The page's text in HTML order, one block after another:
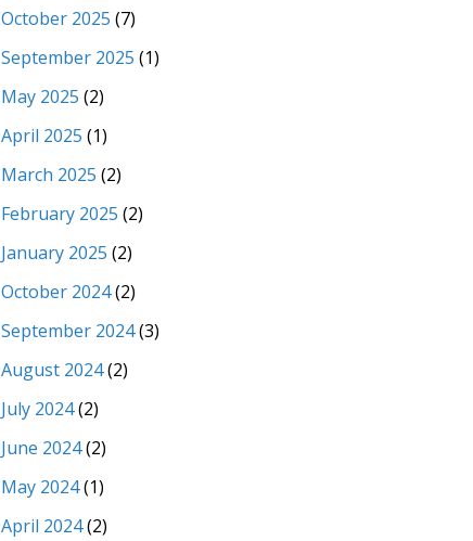
October 2025 (7)
September 2025 (1)
May 2025 (2)
April 2025 (1)
March 2025 (2)
February 2025 (2)
January 2025 (2)
October 2024(2)
September 2024(3)
August 2024(2)
July 2024(2)
June 2024(2)
May 2024(1)
April 2024(2)